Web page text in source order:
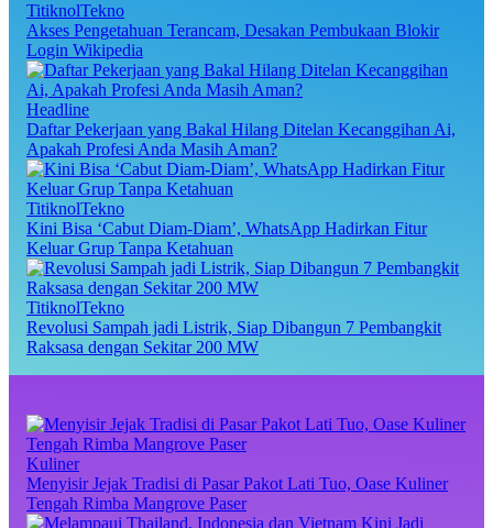
TitiknolTekno
Akses Pengetahuan Terancam, Desakan Pembukaan Blokir
Login Wikipedia
Headline
Daftar Pekerjaan yang Bakal Hilang Ditelan Kecanggihan Ai,
Apakah Profesi Anda Masih Aman?
TitiknolTekno
Kini Bisa ‘Cabut Diam-Diam’, WhatsApp Hadirkan Fitur
Keluar Grup Tanpa Ketahuan
TitiknolTekno
Revolusi Sampah jadi Listrik, Siap Dibangun 7 Pembangkit
Raksasa dengan Sekitar 200 MW
Kuliner
Menyisir Jejak Tradisi di Pasar Pakot Lati Tuo, Oase Kuliner
Tengah Rimba Mangrove Paser